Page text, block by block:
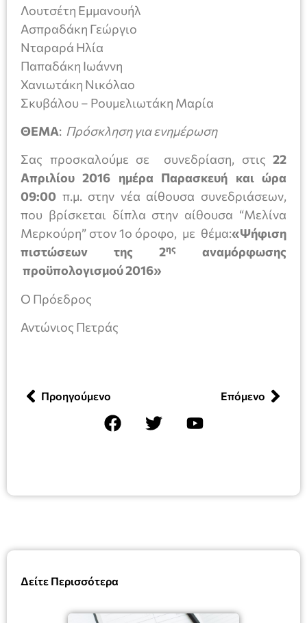
Δείτε Περισσότερα
Λουτσέτη Εμμανουήλ
Ασπραδάκη Γεώργιο
Νταραρά Ηλία
Παπαδάκη Ιωάννη
Χανιωτάκη Νικόλαο
Σκυβάλου – Ρουμελιωτάκη Μαρία
ΘΕΜΑ: Πρόσκληση για ενημέρωση
Σας προσκαλούμε σε συνεδρίαση, στις 22
Απριλίου 2016 ημέρα Παρασκευή και ώρα
09:00 π.μ. στην νέα αίθουσα συνεδριάσεων,
που βρίσκεται δίπλα στην αίθουσα “Μελίνα
Μερκούρη” στον 1ο όροφο, με θέμα:«Ψήφιση
πιστώσεων της 2ης αναμόρφωσης
προϋπολογισμού 2016»
Ο Πρόεδρος
Αντώνιος Πετράς
Προηγούμενο Επόμενο